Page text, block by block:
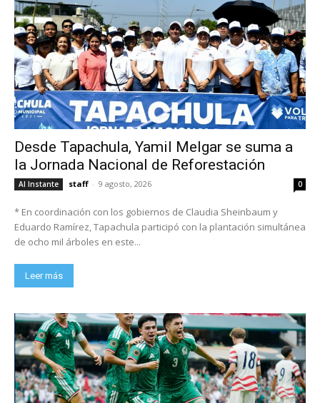
Desde Tapachula, Yamil Melgar se suma a
la Jornada Nacional de Reforestación
Al Instante staff - 9 agosto, 2026 0
* En coordinación con los gobiernos de Claudia Sheinbaum y
Eduardo Ramírez, Tapachula participó con la plantación simultánea
de ocho mil árboles en este...
Leer más